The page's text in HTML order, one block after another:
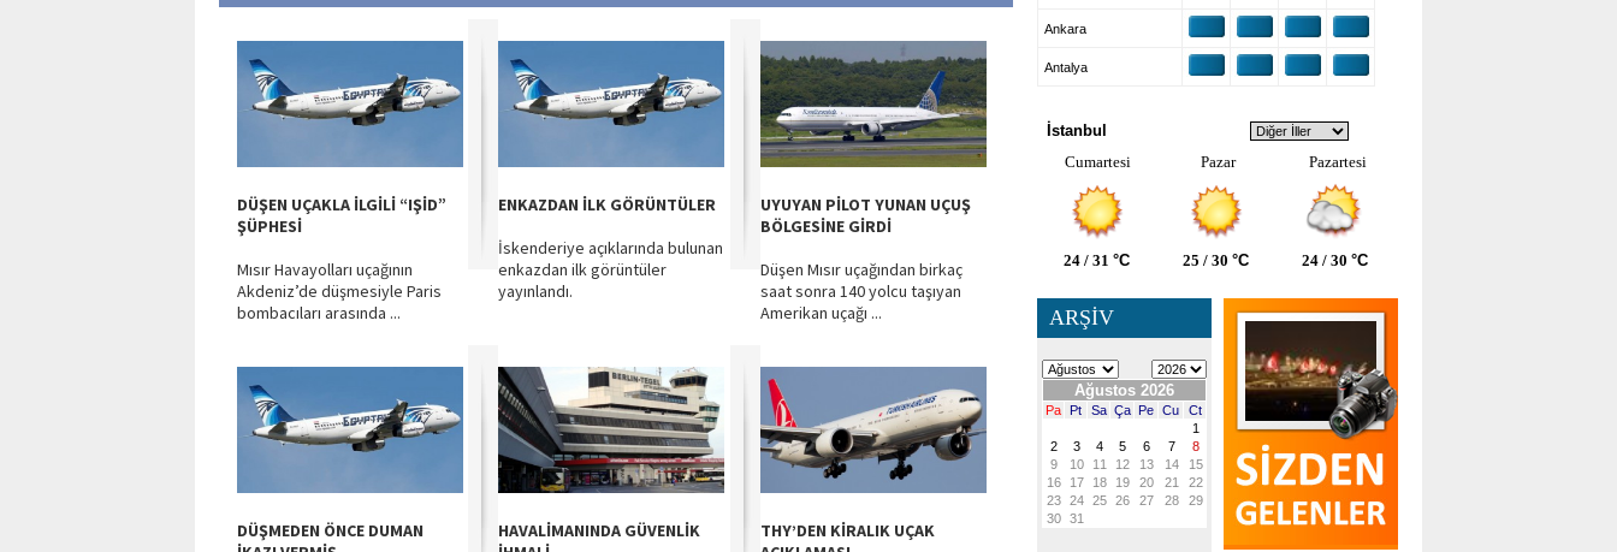
DÜŞEN UÇAKLA İLGİLİ “IŞİD”
ŞÜPHESİ
Mısır Havayolları uçağının
Akdeniz’de düşmesiyle Paris
bombacıları arasında ...
ENKAZDAN İLK GÖRÜNTÜLER
İskenderiye açıklarında bulunan
enkazdan ilk görüntüler
yayınlandı.
UYUYAN PİLOT YUNAN UÇUŞ
BÖLGESİNE GİRDİ
Düşen Mısır uçağından birkaç
saat sonra 140 yolcu taşıyan
Amerikan uçağı ...
DÜŞMEDEN ÖNCE DUMAN
HAVALİMANINDA GÜVENLİK
THY’DEN KİRALIK UÇAK
Ankara
Antalya
İstanbul
Cumartesi
Pazar Pazartesi
24 / 31 °C 25 / 30 °C 24 / 30 °C
ARŞİV